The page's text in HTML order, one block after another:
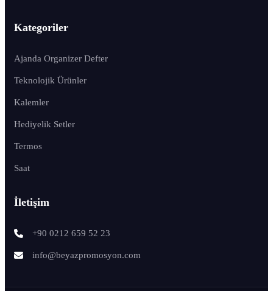
Kategoriler
Ajanda Organizer Defter
Teknolojik Ürünler
Kalemler
Hediyelik Setler
Termos
Saat
İletişim
+90 0212 659 52 23
info@beyazpromosyon.com